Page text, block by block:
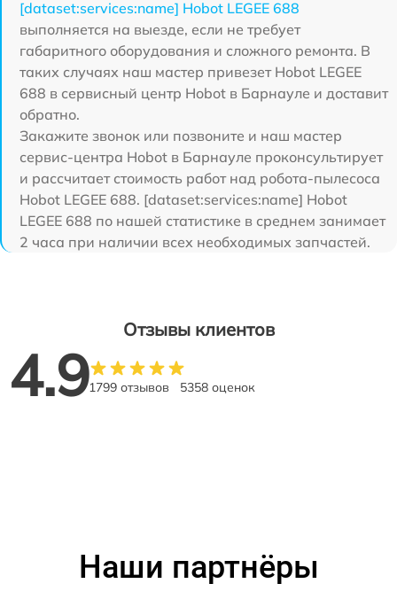
[dataset:services:name] Hobot LEGEE 688
выполняется на выезде, если не требует
габаритного оборудования и сложного ремонта. В
таких случаях наш мастер привезет Hobot LEGEE
688 в сервисный центр Hobot в Барнауле и доставит
обратно.
Закажите звонок или позвоните и наш мастер
сервис-центра Hobot в Барнауле проконсультирует
и рассчитает стоимость работ над робота-пылесоса
Hobot LEGEE 688. [dataset:services:name] Hobot
LEGEE 688 по нашей статистике в среднем занимает
2 часа при наличии всех необходимых запчастей.
Отзывы клиентов
4.91799 отзывов 5358 оценок
Наши партнёры